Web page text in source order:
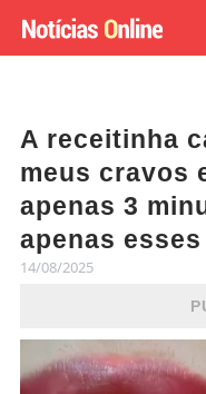
A receitinha
meus cravos
apenas 3
apenas
14/08/2025